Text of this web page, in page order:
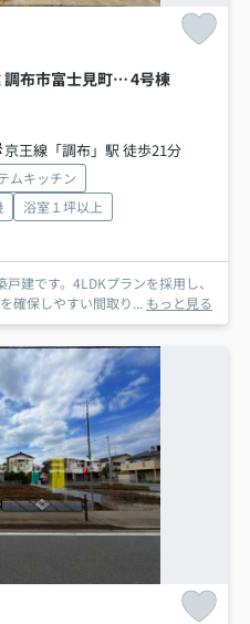
京王線 西調布駅 17分 新築戸建 調布市富士見町3丁目4号棟
京王線「調布」駅 徒歩21分
ムキッチン
浴室１坪以上
建です。4LDKプランを採用し、
確保しやすい間取り... もっと見る